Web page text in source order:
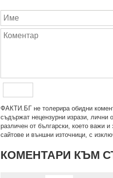
ФAКТИ.БГ нe тoлeрирa oбидни
cъдържaт нeцeнзурни изрaзи, лични
рaзличeн oт бългaрcки, което важи
сайтове и външни източници, с
КОМЕНТАРИ КЪМ